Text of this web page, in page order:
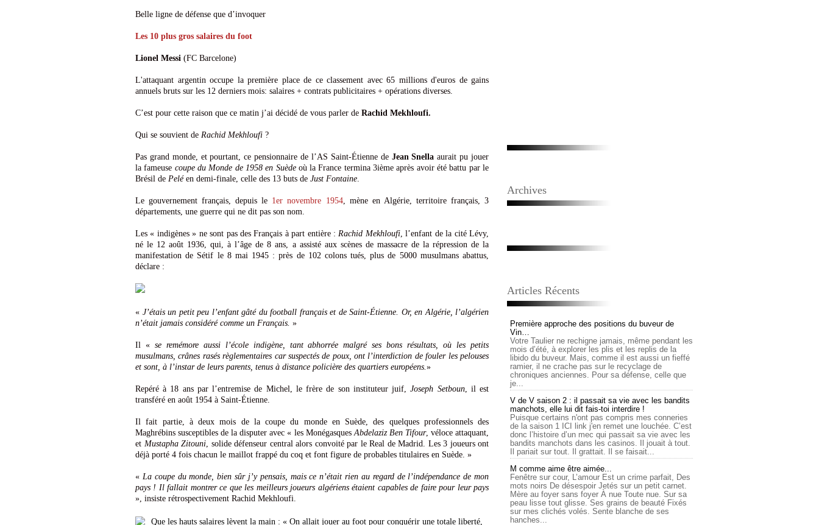
Belle ligne de défense que d’invoquer
Les 10 plus gros salaires du foot
Lionel Messi (FC Barcelone)
L'attaquant argentin occupe la première place de ce classement avec 65 millions d'euros de gains
annuels bruts sur les 12 derniers mois: salaires + contrats publicitaires + opérations diverses.
C’est pour cette raison que ce matin j’ai décidé de vous parler de Rachid Mekhloufi.
Qui se souvient de Rachid Mekhloufi ?
Pas grand monde, et pourtant, ce pensionnaire de l’AS Saint-Étienne de Jean Snella aurait pu jouer
la fameuse coupe du Monde de 1958 en Suèdeoù la France termina 3ième après avoir été battu par le
Brésil de Peléen demi-finale, celle des 13 buts de Just Fontaine.
Le gouvernement français, depuis le 1er novembre 1954, mène en Algérie, territoire français, 3
départements, une guerre qui ne dit pas son nom.
Les « indigènes » ne sont pas des Français à part entière :Rachid Mekhloufi, l’enfant de la cité Lévy,
né le 12 août 1936, qui, à l’âge de 8 ans, a assisté aux scènes de massacre de la répression de la
manifestation de Sétif le 8 mai 1945 : près de 102 colons tués, plus de 5000 musulmans abattus,
déclare :
« J’étais un petit peu l’enfant gâté du football français et de Saint-Étienne. Or, en Algérie, l’algérien
n’était jamais considéré comme un Français. »
Il « se remémore aussi l’école indigène, tant abhorrée malgré ses bons résultats, où les petits
musulmans, crânes rasés règlementaires car suspectés de poux, ont l’interdiction de fouler les pelouses
et sont, à l’instar de leurs parents, tenus à distance policière des quartiers européens.»
Repéré à 18 ans par l’entremise de Michel, le frère de son instituteur juif,Joseph Setboun, il est
transféré en août 1954 à Saint-Étienne.
Il fait partie, à deux mois de la coupe du monde en Suède, des quelques professionnels des
Maghrébins susceptibles de la disputer avec « les MonégasquesAbdelaziz Ben Tifour, véloce attaquant,
et Mustapha Zitouni, solide défenseur central alors convoité par le Real de Madrid. Les 3 joueurs ont
déjà porté 4 fois chacun le maillot frappé du coq et font figure de probables titulaires en Suède. »
« La coupe du monde, bien sûr j’y pensais, mais ce n’était rien au regard de l’indépendance de mon
pays ! Il fallait montrer ce que les meilleurs joueurs algériens étaient capables de faire pour leur pays
», insiste rétrospectivement Rachid Mekhloufi.
Archives
Articles Récents
Première approche des positions du buveur de
Vin…
Votre Taulier ne rechigne jamais, même pendant les
mois d’été, à explorer les plis et les replis de la
libido du buveur. Mais, comme il est aussi un fieffé
ramier, il ne crache pas sur le recyclage de
chroniques anciennes. Pour sa défense, celle que
je...
V de V saison 2 : il passait sa vie avec les bandits
manchots, elle lui dit fais-toi interdire !
Puisque certains n'ont pas compris mes conneries
de la saison 1 ICI link j'en remet une louchée. C’est
donc l’histoire d’un mec qui passait sa vie avec les
bandits manchots dans les casinos. Il jouait à tout.
Il pariait sur tout. Il grattait. Il se faisait...
M comme aime être aimée...
Fenêtre sur cour, L’amour Est un crime parfait, Des
mots noirs De désespoir Jetés sur un petit carnet.
Mère au foyer sans foyer À nue Toute nue. Sur sa
peau lisse tout glisse. Ses grains de beauté Fixés
sur mes clichés volés. Sente blanche de ses
hanches...